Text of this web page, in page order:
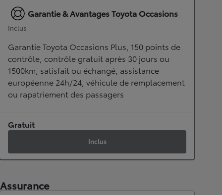
Garantie & Avantages Toyota Occasions
Inclus
Garantie Toyota Occasions Plus, 150 points de
contrôle, contrôle gratuit après 30 jours ou
1500km, satisfait ou échangé, assistance
européenne 24h/24, véhicule de remplacement
ou rapatriement des passagers
Gratuit
Inclus
Assurance